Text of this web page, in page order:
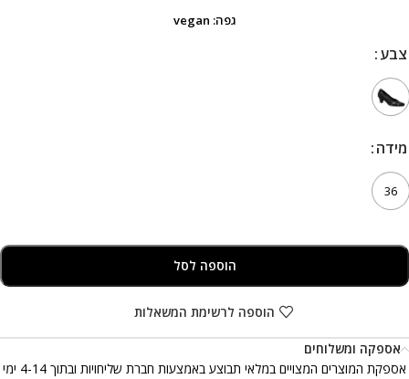
גפה: vegan
צבע
צבע
מידה
מידה
36
הוספה לסל
הוספה לרשימת המשאלות
אספקה ומשלוחים
אספקת המוצרים המצויים במלאי תבוצע באמצעות חברת שליחויות ובתוך 4-14 ימי